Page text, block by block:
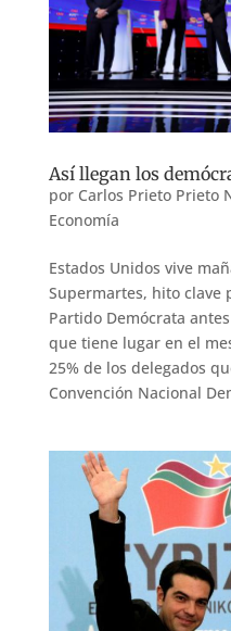
Así llegan los
por Carlos Prieto Prieto
Economía
Estados Unidos vive
Supermartes, hito clave
Partido Demócrata
que tiene lugar en el
25% de los delegados
Convención Nacional